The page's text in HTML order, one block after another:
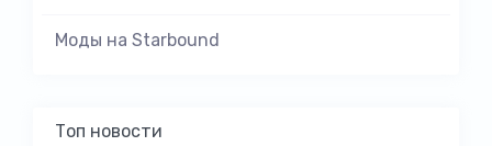
Моды на Starbound
Топ новости